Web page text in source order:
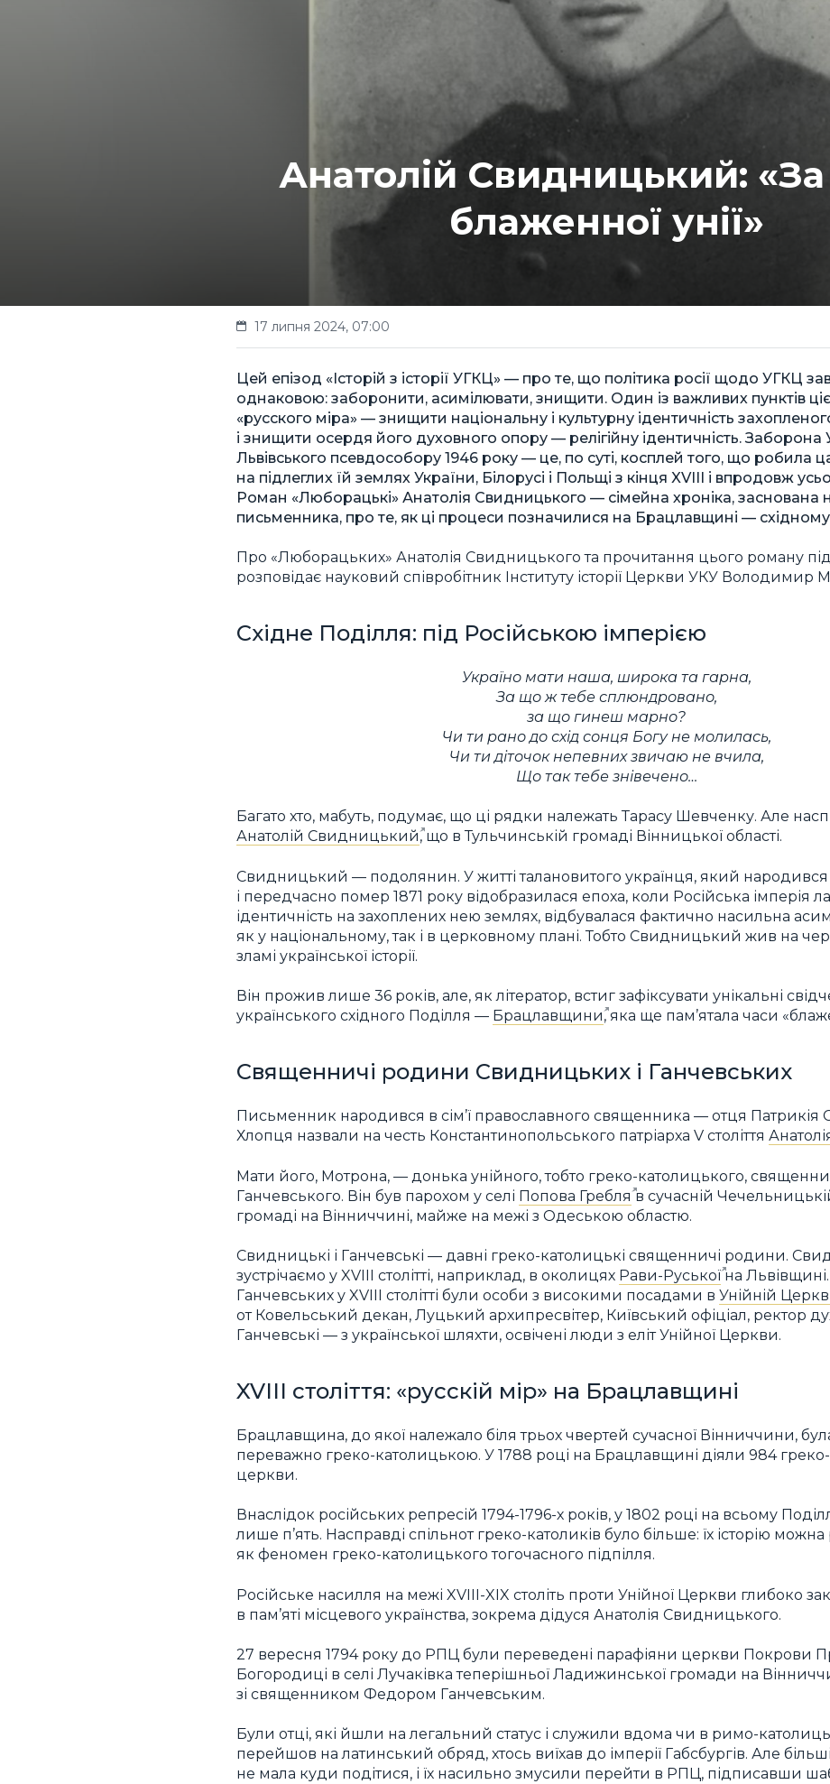
Анатолій Свидницький: «За
блаженної унії»
17 липня 2024, 07:00
Цей епізод «Історій з історії УГКЦ» — про те, що політика росії щодо УГКЦ
однаковою: заборонити, асимілювати, знищити. Один із важливих пунктів
«русского міра» — знищити національну і культурну ідентичність
і знищити осердя його духовного опору — релігійну ідентичність. Заборона
Львівського псевдособору 1946 року — це, по суті, косплей того, що робила
на підлеглих їй землях України, Білорусі і Польщі з кінця XVIII і впродовж
Роман «Люборацькі» Анатолія Свидницького — сімейна хроніка, заснована
письменника, про те, як ці процеси позначилися на Брацлавщині — східному
Про «Люборацьких» Анатолія Свидницького та прочитання цього роману
розповідає науковий співробітник Інституту історії Церкви УКУ Володимир
Східне Поділля: під Російською імперією
Україно мати наша, широка та гарна,
За що ж тебе сплюндровано,
за що гинеш марно?
Чи ти рано до схід сонця Богу не молилась,
Чи ти діточок непевних звичаю не вчила,
Що так тебе знівечено…
Багато хто, мабуть, подумає, що ці рядки належать Тарасу Шевченку. Але
Анатолій Свидницький, що в Тульчинській громаді Вінницької області.
Свидницький — подолянин. У житті талановитого українця, який народився
і передчасно помер 1871 року відобразилася епоха, коли Російська імперія
ідентичність на захоплених нею землях, відбувалася фактично насильна
як у національному, так і в церковному плані. Тобто Свидницький жив на
зламі української історії.
Він прожив лише 36 років, але, як літератор, встиг зафіксувати унікальні
українського східного Поділля — Брацлавщини, яка ще пам’ятала часи
Священничі родини Свидницьких і Ганчевських
Письменник народився в сім’ї православного священника — отця Патрикія
Хлопця назвали на честь Константинопольського патріарха V століття
Мати його, Мотрона, — донька унійного, тобто греко-католицького,
Ганчевського. Він був парохом у селі Попова Гребляв сучасній
громаді на Вінниччині, майже на межі з Одеською областю.
Свидницькі і Ганчевські — давні греко-католицькі священничі родини.
зустрічаємо у XVIII столітті, наприклад, в околицях Рави-Руськоїна
Ганчевських у XVIII столітті були особи з високими посадами в Унійній
от Ковельський декан, Луцький архипресвітер, Київський офіціал, ректор
Ганчевські — з української шляхти, освічені люди з еліт Унійної Церкви.
XVIII століття: «русскій мір» на Брацлавщині
Брацлавщина, до якої належало біля трьох чвертей сучасної Вінниччини, була
переважно греко-католицькою. У 1788 році на Брацлавщині діяли 984 греко-
церкви.
Внаслідок російських репресій 1794-1796-х років, у 1802 році на всьому
лише п’ять. Насправді спільнот греко-католиків було більше: їх історію можна
як феномен греко-католицького тогочасного підпілля.
Російське насилля на межі XVIII-XIX століть проти Унійної Церкви глибоко
в пам’яті місцевого українства, зокрема дідуся Анатолія Свидницького.
27 вересня 1794 року до РПЦ були переведені парафіяни церкви Покрови
Богородиці в селі Лучаківка теперішньої Ладижинської громади на
зі священником Федором Ганчевським.
Були отці, які йшли на легальний статус і служили вдома чи в римо-
перейшов на латинський обряд, хтось виїхав до імперії Габсбургів. Але
не мала куди подітися, і їх насильно змусили перейти в РПЦ, підписавши